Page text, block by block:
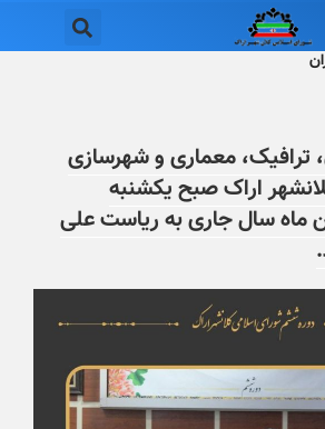
ترافیک، معماری و شهرسازی
اراک صبح یکشنبه
ماه سال جاری به ریاست علی